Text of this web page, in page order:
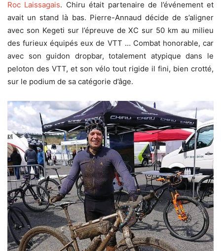
Roc Laissagais. Chiru était partenaire de l’événement et
avait un stand là bas. Pierre-Annaud décide de s’aligner
avec son Kegeti sur l’épreuve de XC sur 50 km au milieu
des furieux équipés eux de VTT … Combat honorable, car
avec son guidon dropbar, totalement atypique dans le
peloton des VTT, et son vélo tout rigide il fini, bien crotté,
sur le podium de sa catégorie d’âge.